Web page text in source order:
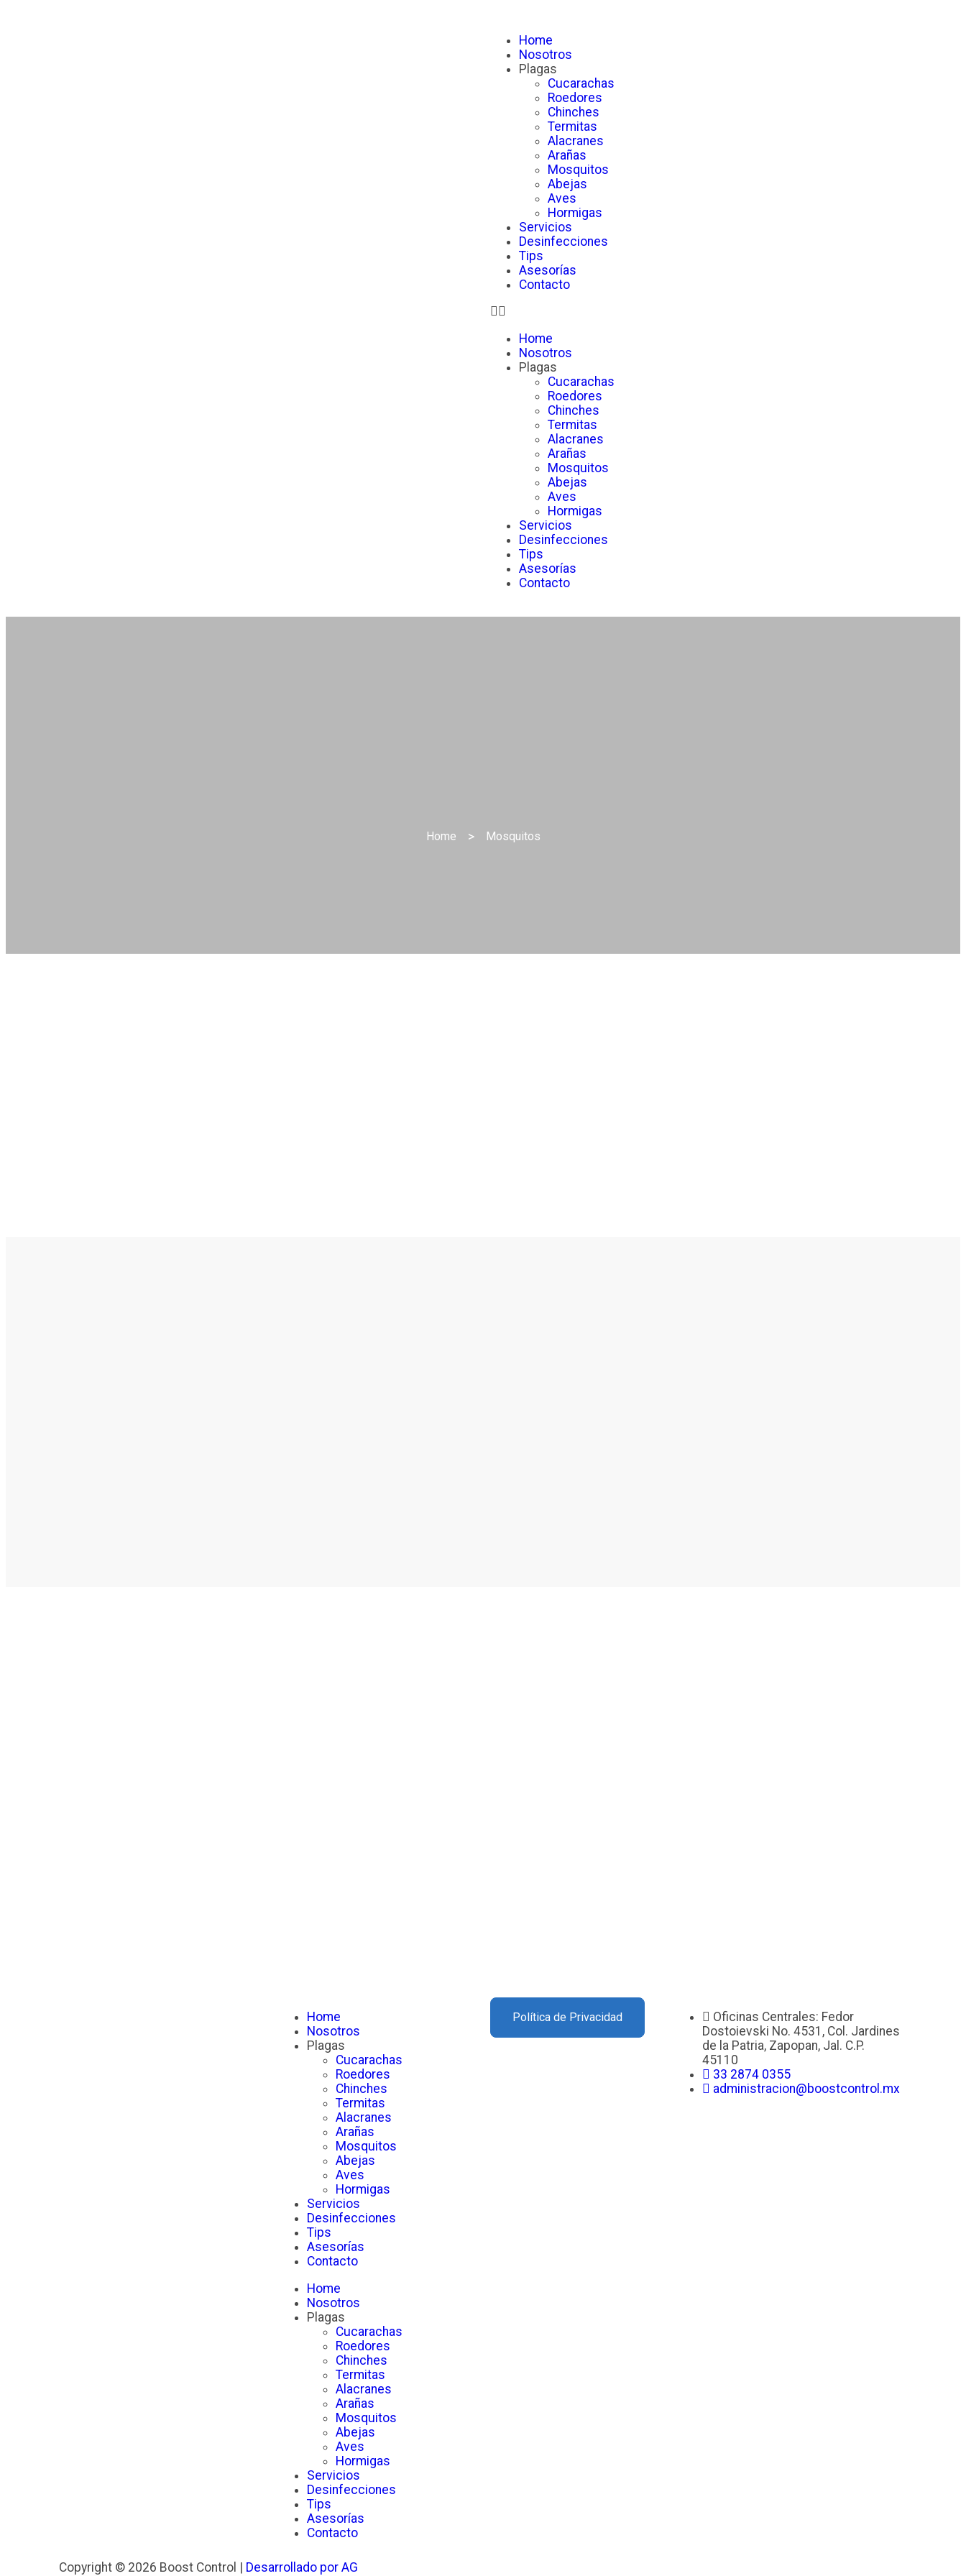
Home
Nosotros
Plagas
Cucarachas
Roedores
Chinches
Termitas
Alacranes
Arañas
Mosquitos
Abejas
Aves
Hormigas
Servicios
Desinfecciones
Tips
Asesorías
Contacto
Home
Nosotros
Plagas
Cucarachas
Roedores
Chinches
Termitas
Alacranes
Arañas
Mosquitos
Abejas
Aves
Hormigas
Servicios
Desinfecciones
Tips
Asesorías
Contacto
Home > Mosquitos
Home
Nosotros
Plagas
Cucarachas
Roedores
Chinches
Termitas
Alacranes
Arañas
Mosquitos
Abejas
Aves
Hormigas
Servicios
Desinfecciones
Tips
Asesorías
Contacto
Home
Nosotros
Plagas
Cucarachas
Roedores
Chinches
Termitas
Alacranes
Arañas
Mosquitos
Abejas
Aves
Hormigas
Servicios
Desinfecciones
Tips
Asesorías
Contacto
Política de Privacidad
Oficinas Centrales: Fedor
Dostoievski No. 4531, Col. Jardines
de la Patria, Zapopan, Jal. C.P.
45110
33 2874 0355
administracion@boostcontrol.mx
Copyright © 2026 Boost Control | Desarrollado por AG